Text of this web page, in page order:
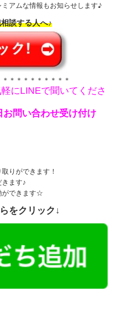
アムな情報もお知らせします♪
談する人へ♪
＊＊＊＊＊＊＊＊＊
にLINEで聞いてくださ
問い合わせ受け付け
りができます！
ます♪
ができます☆
をクリック↓